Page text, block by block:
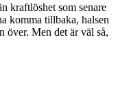
kraftlöshet som senare
komma tillbaka, halsen
över. Men det är väl så,